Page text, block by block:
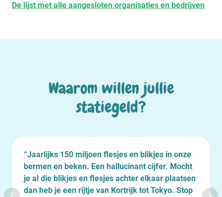
De lijst met alle aangesloten organisaties en bedrijven
Waarom willen jullie
statiegeld?
“Jaarlijks 150 miljoen flesjes en blikjes in onze
bermen en beken. Een hallucinant cijfer. Mocht
je al die blikjes en flesjes achter elkaar plaatsen
dan heb je een rijtje van Kortrijk tot Tokyo. Stop